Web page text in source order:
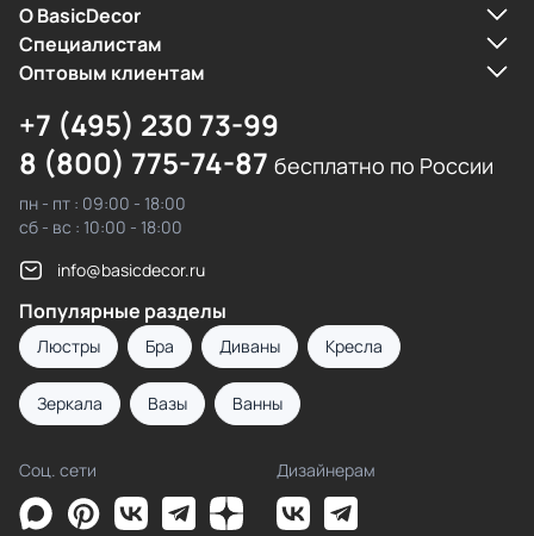
О BasicDecor
Cпециалистам
Оптовым клиентам
+7 (495) 230 73-99
8 (800) 775-74-87 бесплатно по России
пн - пт : 09:00 - 18:00
сб - вс : 10:00 - 18:00
info@basicdecor.ru
Популярные разделы
Люстры Бра Диваны Кресла
Зеркала Вазы Ванны
Соц. сети Дизайнерам